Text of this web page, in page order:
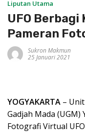
Liputan Utama
UFO
Pameran
Sukron Makmun
25 Januari 2021
YOGYAKARTA –
Gadjah Mada
Fotografi Virtual